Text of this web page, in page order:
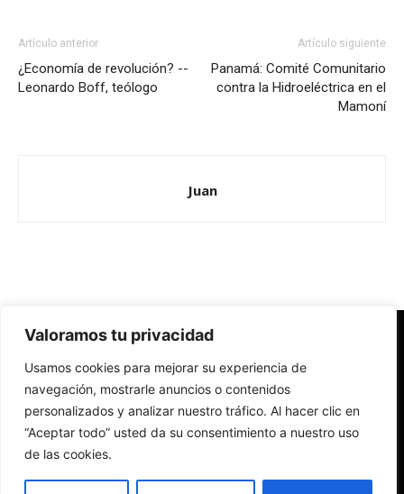
Valoramos tu privacidad
Usamos cookies para mejorar su experiencia de
navegación, mostrarle anuncios o contenidos
personalizados y analizar nuestro tráfico. Al hacer clic en
“Aceptar todo” usted da su consentimiento a nuestro uso
de las cookies.
Artículo anterior
¿Economía de revolución? --
Leonardo Boff, teólogo
Artículo siguiente
Panamá: Comité Comunitario
contra la Hidroeléctrica en el
Mamoní
Juan
Redes Cristianas
Una mirada alternativa sobre la Iglesia católica y la sociedad
- Colectivos de Redes Cristianas